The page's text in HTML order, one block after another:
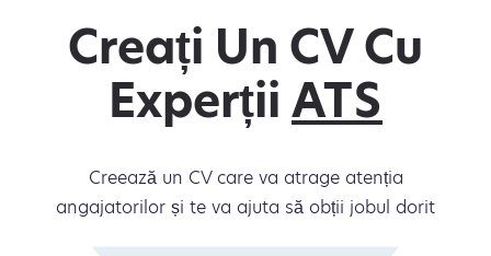
Creați Un CV Cu
Experții ATS
Creează un CV care va atrage atenția
angajatorilor și te va ajuta să obții jobul dorit